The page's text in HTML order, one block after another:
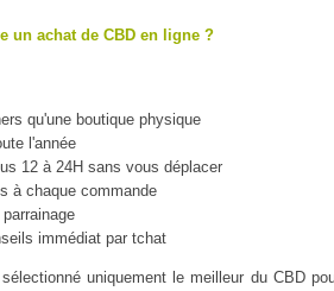
un achat de CBD en ligne ?
qu'une boutique physique
l'année
12 à 24H sans vous déplacer
à chaque commande
immédiat par tchat
uniquement le meilleur du CBD